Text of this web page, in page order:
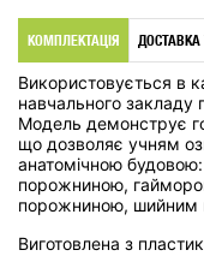
КОМПЛЕКТАЦІЯ ДОСТАВКА
Використовується в
навчального закладу
Модель демонструє
що дозволяє учням
анатомічною
порожниною,
порожниною, шийним
Виготовлена з